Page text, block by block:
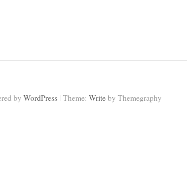
by WordPress | Theme: Writeby Themegraphy